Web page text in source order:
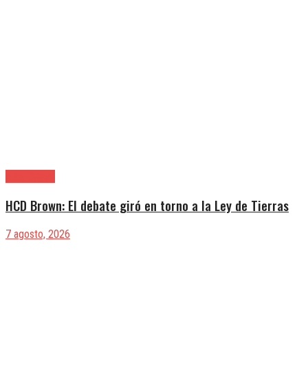
HCD Brown: El debate giró en torno a la Ley de Tierras
7 agosto, 2026